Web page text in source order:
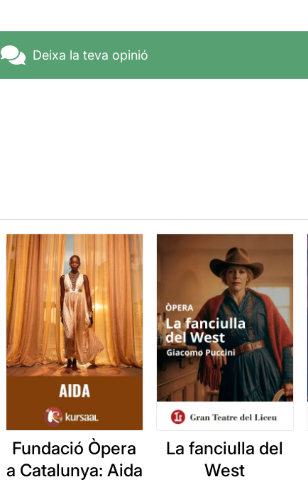
Deixa la teva opinió
Fundació Òpera
a Catalunya: Aida
La fanciulla del
West